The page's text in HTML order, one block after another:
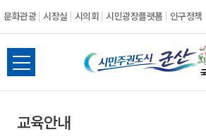
문화관광 시장실 시의회 시민광장플랫폼 인구정책
시
민
전
체
뉴
교육안내